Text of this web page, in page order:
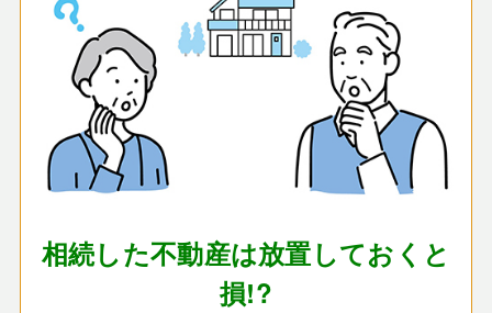
相続した不動産は放置しておくと
損!?